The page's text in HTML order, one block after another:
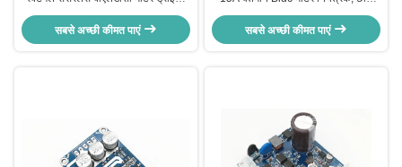
स्पीड पल्स सिग्नल आउटपुट बर बोर्ड
सबसे अच्छी कीमत पाएं
आकार के तीन चरण मोटर चालक
सबसे अच्छी कीमत पाएं